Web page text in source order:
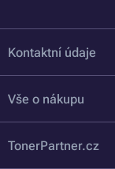
Kontaktní údaje
Vše o nákupu
TonerPartner.cz